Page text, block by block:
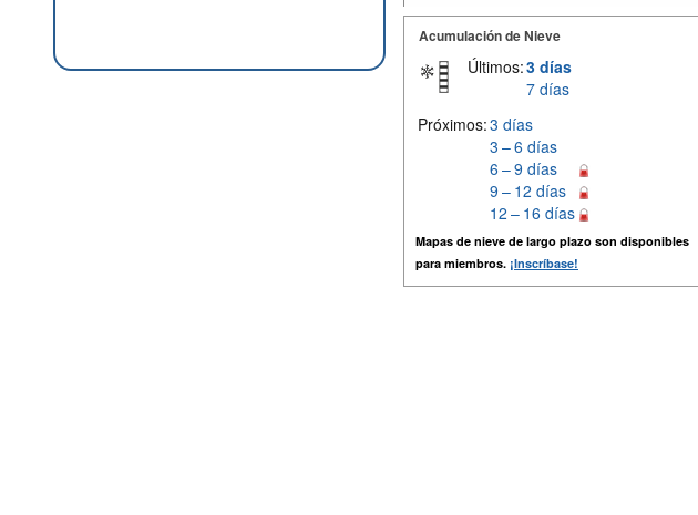
Acumulación de Nieve
Últimos:3 días
7 días
Próximos:3 días
3 – 6 días
6 – 9 días
9 – 12 días
12 – 16 días
Mapas de nieve de largo plazo son disponibles
para miembros. ¡Inscríbase!